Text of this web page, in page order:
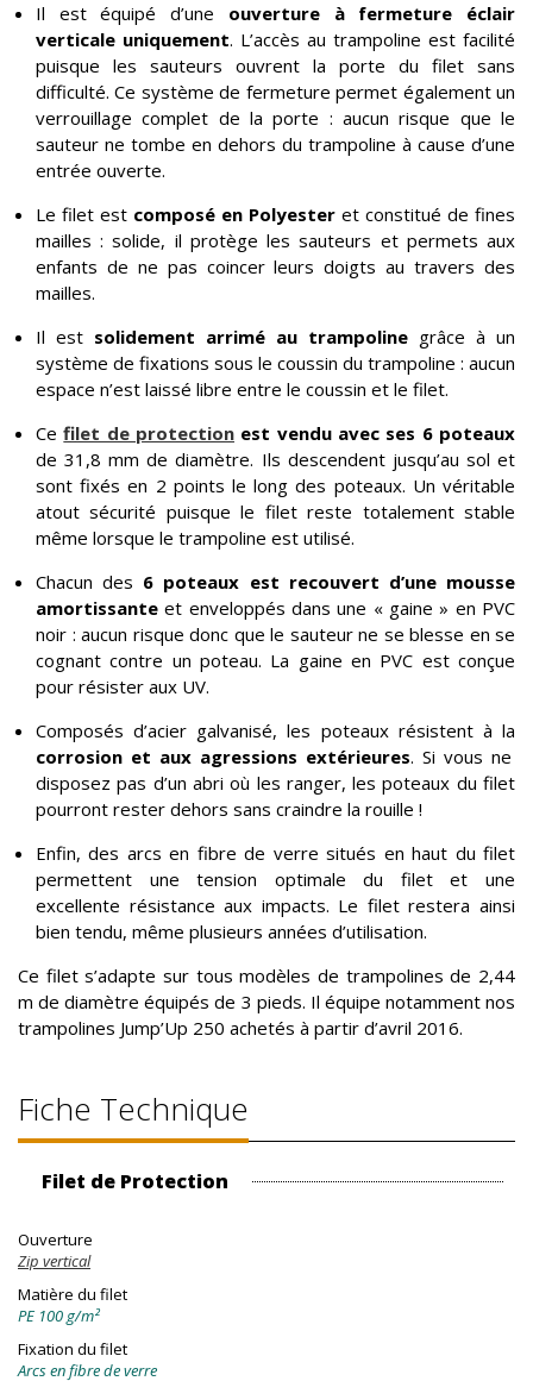
Il est équipé d’une ouverture à fermeture éclair
verticale uniquement. L’accès au trampoline est facilité
puisque les sauteurs ouvrent la porte du filet sans
difficulté. Ce système de fermeture permet également un
verrouillage complet de la porte : aucun risque que le
sauteur ne tombe en dehors du trampoline à cause d’une
entrée ouverte.
Le filet est composé en Polyester et constitué de fines
mailles : solide, il protège les sauteurs et permets aux
enfants de ne pas coincer leurs doigts au travers des
mailles.
Il est solidement arrimé au trampoline grâce à un
système de fixations sous le coussin du trampoline : aucun
espace n’est laissé libre entre le coussin et le filet.
Cefilet de protection est vendu avec ses 6 poteaux
de 31,8 mm de diamètre. Ils descendent jusqu’au sol et
sont fixés en 2 points le long des poteaux. Un véritable
atout sécurité puisque le filet reste totalement stable
même lorsque le trampoline est utilisé.
Chacun des 6 poteaux est recouvert d’une mousse
amortissante et enveloppés dans une « gaine » en PVC
noir : aucun risque donc que le sauteur ne se blesse en se
cognant contre un poteau. La gaine en PVC est conçue
pour résister aux UV.
Composés d’acier galvanisé, les poteaux résistent à la
corrosion et aux agressions extérieures. Si vous ne
disposez pas d’un abri où les ranger, les poteaux du filet
pourront rester dehors sans craindre la rouille !
Enfin, des arcs en fibre de verre situés en haut du filet
permettent une tension optimale du filet et une
excellente résistance aux impacts. Le filet restera ainsi
bien tendu, même plusieurs années d’utilisation.
Ce filet s’adapte sur tous modèles de trampolines de 2,44
m de diamètre équipés de 3 pieds. Il équipe notamment nos
trampolines Jump’Up 250 achetés à partir d’avril 2016.
Fiche Technique
Filet de Protection
Ouverture
Zip vertical
Matière du filet
PE 100 g/m²
Fixation du filet
Arcs en fibre de verre